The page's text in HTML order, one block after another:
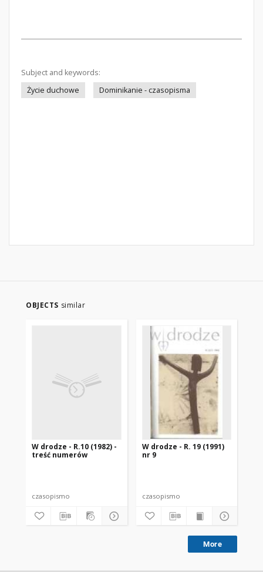
Subject and keywords:
Życie duchowe
Dominikanie - czasopisma
OBJECTS similar
W drodze - R.10 (1982) -
treść numerów
czasopismo
W drodze - R. 19 (1991)
nr 9
czasopismo
More